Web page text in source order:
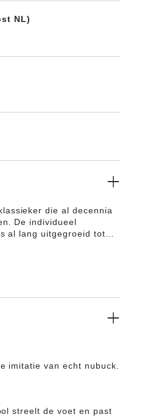
NL)
die al decennia
De individueel
al lang uitgegroeid tot
imitatie van echt nubuck.
streelt de voet en past